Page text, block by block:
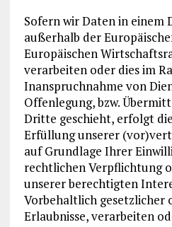
Sofern wir Daten in einem
außerhalb der
Europäischen
verarbeiten oder dies im
Inanspruchnahme von
Offenlegung, bzw.
Dritte geschieht, erfolgt
Erfüllung unserer
auf Grundlage Ihrer
rechtlichen Verpflichtung
unserer berechtigten
Vorbehaltlich gesetzlicher
Erlaubnisse, verarbeiten